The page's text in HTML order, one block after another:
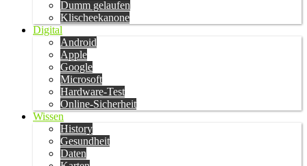
Dumm gelaufen
Klischeekanone
Digital
Android
Apple
Google
Microsoft
Hardware-Test
Online-Sicherheit
Wissen
History
Gesundheit
Daten